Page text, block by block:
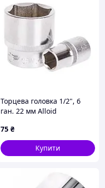
Торцева головка 1/2", 6
ган. 22 мм Alloid
75 ₴
Купити